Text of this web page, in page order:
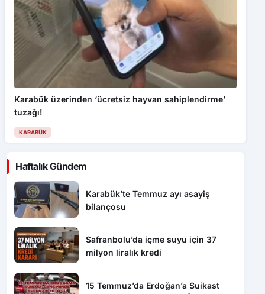
Karabük üzerinden ‘ücretsiz hayvan sahiplendirme’
tuzağı!
KARABÜK
Haftalık Gündem
Karabük’te Temmuz ayı asayiş
bilançosu
Safranbolu’da içme suyu için 37
milyon liralık kredi
15 Temmuz’da Erdoğan’a Suikast